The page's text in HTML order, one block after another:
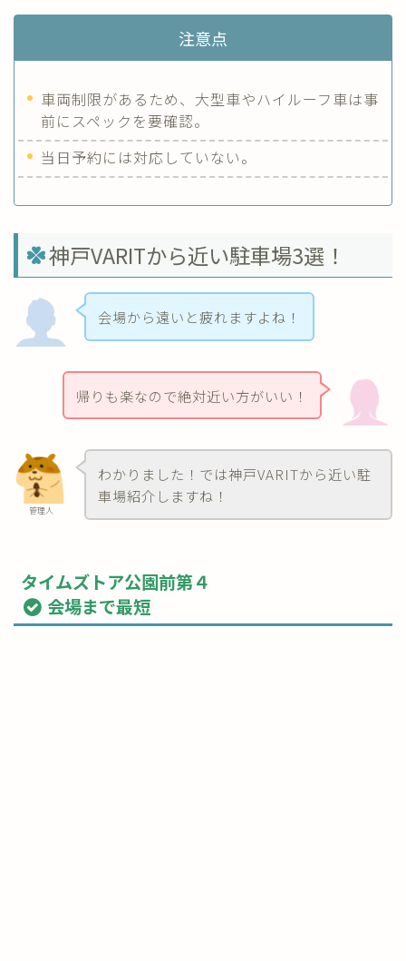
注意点
車両制限があるため、大型車やハイルーフ車は事
前にスペックを要確認。
当日予約には対応していない。
神戸VARITから近い駐車場3選！
会場から遠いと疲れますよね！
帰りも楽なので絶対近い方がいい！
管理人
わかりました！では神戸VARITから近い駐
車場紹介しますね！
タイムズトア公園前第４
会場まで最短